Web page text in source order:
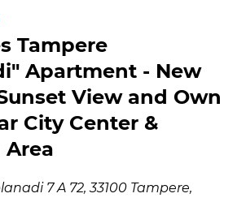
Tampere
Apartment - New
View and Own
City Center &
Area
7 A 72, 33100 Tampere,